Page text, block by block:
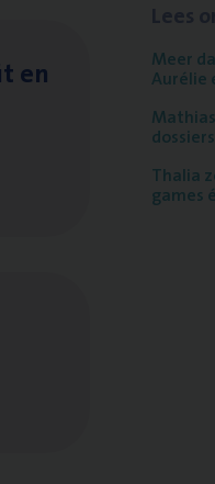
en
Meer
Aurélie
Thalia
games